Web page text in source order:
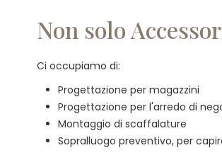
Non solo
Ci occupiamo di:
Progettazione per magazzini
Progettazione per l'arredo di
Montaggio di scaffalature
Sopralluogo preventivo, per